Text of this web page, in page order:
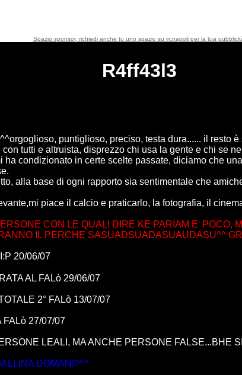
Spazio sponsor, richiedi anche tu uno spazio su ircnapoli per la tua
R4ff43l3
puntiglioso, preciso, testa dura...... il resto è
tutti e altruista, disprezzo chi usa la gente e chi se
condizionato in certe scelte passate, diciamo che
alla base di ogni rapporto sia sentimentale che
piace il calcio e praticarlo, la fotografia, il
CON LE QUALI DIRE KE PARIAM E' POCO,
IL PERCHE SASUADSUADASUAUDASU^^
20/06/07
AL FALò 29/06/07
2° FALò 13/07/07
FALò 27/07/07
LEALI, MA ANCHE PERSONE FALSE...BHE
DOMANI?^^